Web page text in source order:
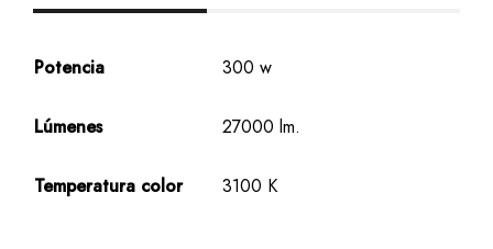
Potencia 300 w
Lúmenes 27000 lm.
Temperatura color 3100 K